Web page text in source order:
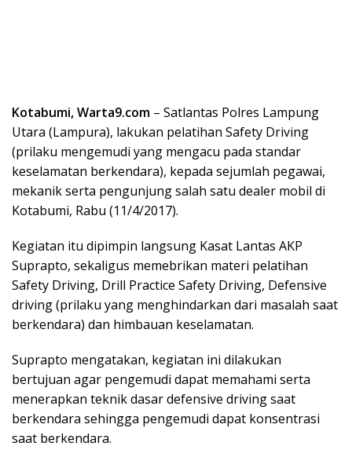
Kotabumi, Warta9.com – Satlantas Polres Lampung
Utara (Lampura), lakukan pelatihan Safety Driving
(prilaku mengemudi yang mengacu pada standar
keselamatan berkendara), kepada sejumlah pegawai,
mekanik serta pengunjung salah satu dealer mobil di
Kotabumi, Rabu (11/4/2017).
Kegiatan itu dipimpin langsung Kasat Lantas AKP
Suprapto, sekaligus memebrikan materi pelatihan
Safety Driving, Drill Practice Safety Driving, Defensive
driving (prilaku yang menghindarkan dari masalah saat
berkendara) dan himbauan keselamatan.
Suprapto mengatakan, kegiatan ini dilakukan
bertujuan agar pengemudi dapat memahami serta
menerapkan teknik dasar defensive driving saat
berkendara sehingga pengemudi dapat konsentrasi
saat berkendara.